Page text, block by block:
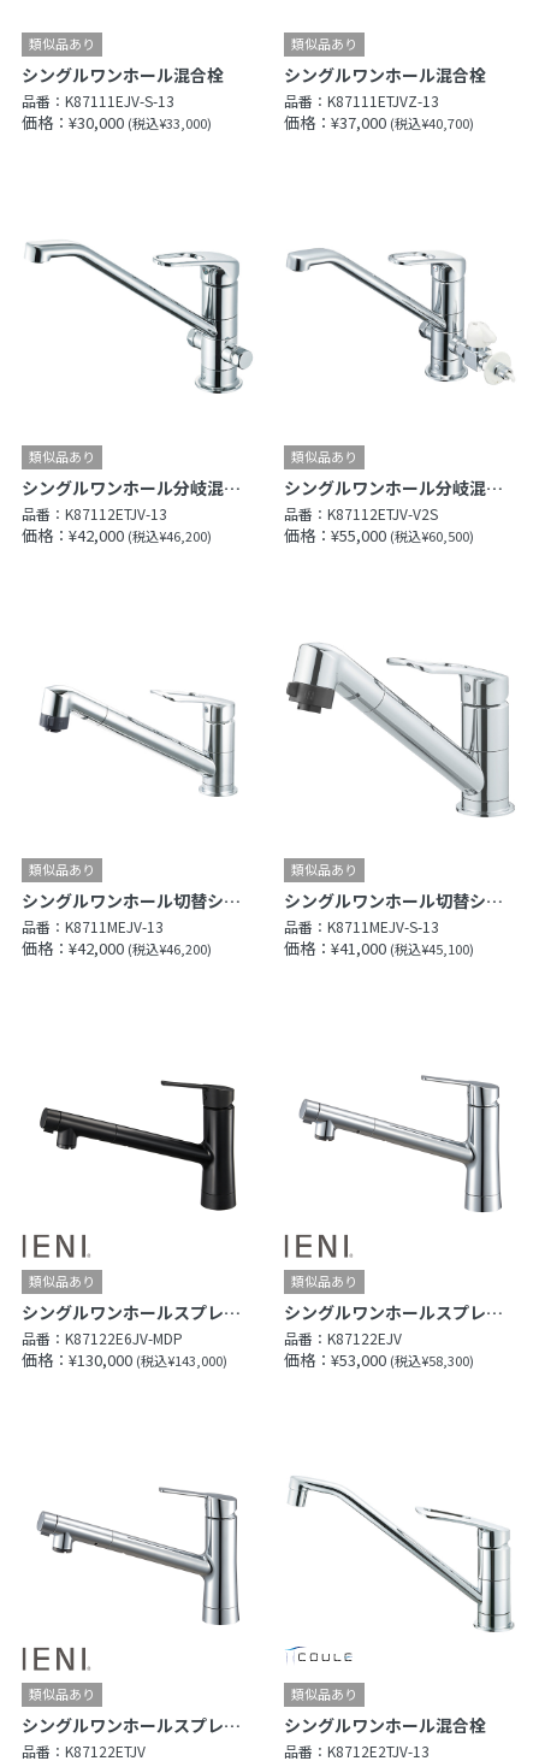
シングルワンホール混合栓
品番： K87111EJV-S-13
価格：¥30,000 (税込¥33,000)
シングルワンホール混合栓
品番：K87111ETJVZ-13
価格：¥37,000 (税込¥40,700)
シングルワンホール分岐混合栓
品番： K87112ETJV-13
価格：¥42,000 (税込¥46,200)
シングルワンホール分岐混合栓
品番：K87112ETJV-V2S
価格：¥55,000 (税込¥60,500)
シングルワンホール切替シャワー混合栓
品番： K8711MEJV-13
価格：¥42,000 (税込¥46,200)
シングルワンホール切替シャワー混合栓
品番：K8711MEJV-S-13
価格：¥41,000 (税込¥45,100)
シングルワンホールスプレー混合栓（FB）
品番： K87122E6JV-MDP
価格：¥130,000 (税込¥143,000)
シングルワンホールスプレー混合栓
品番：K87122EJV
価格：¥53,000 (税込¥58,300)
シングルワンホールスプレー混合栓
品番： K87122ETJV
シングルワンホール混合栓
品番：K8712E2TJV-13